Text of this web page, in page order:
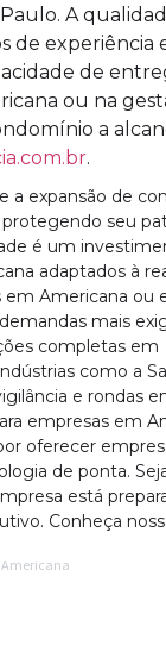
A
de
de
ou na
a
.
a expansão de
seu
é um
adaptados à
Americana ou
mais
completas em
como a
e rondas
empresas em
oferecer
de ponta.
está
Conheça
Americana